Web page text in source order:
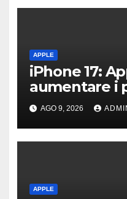
APPLE
iPhone 17:
aumentare i
giorni
AGO 9, 2026
APPLE